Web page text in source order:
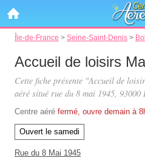
Île-de-France > Seine-Saint-Denis >
Accueil de loisirs
Cette fiche présente "Accueil de
aéré situé rue du 8 mai 1945, 93000
Centre aéré fermé, ouvre demain à
Ouvert le samedi
Rue du 8 Mai 1945